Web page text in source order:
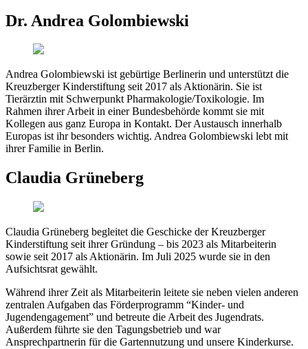
Dr. Andrea Golombiewski
Andrea Golombiewski ist gebürtige Berlinerin und unterstützt die
Kreuzberger Kinderstiftung seit 2017 als Aktionärin. Sie ist
Tierärztin mit Schwerpunkt Pharmakologie/Toxikologie. Im
Rahmen ihrer Arbeit in einer Bundesbehörde kommt sie mit
Kollegen aus ganz Europa in Kontakt. Der Austausch innerhalb
Europas ist ihr besonders wichtig. Andrea Golombiewski lebt mit
ihrer Familie in Berlin.
Claudia Grüneberg
Claudia Grüneberg begleitet die Geschicke der Kreuzberger
Kinderstiftung seit ihrer Gründung – bis 2023 als Mitarbeiterin
sowie seit 2017 als Aktionärin. Im Juli 2025 wurde sie in den
Aufsichtsrat gewählt.
Während ihrer Zeit als Mitarbeiterin leitete sie neben vielen anderen
zentralen Aufgaben das Förderprogramm “Kinder- und
Jugendengagement” und betreute die Arbeit des Jugendrats.
Außerdem führte sie den Tagungsbetrieb und war
Ansprechpartnerin für die Gartennutzung und unsere Kinderkurse.